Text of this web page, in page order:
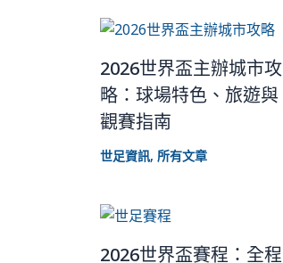
2026世界盃主辦城市攻
略：球場特色、旅遊與
觀賽指南
世足資訊, 所有文章
2026世界盃賽程：全程